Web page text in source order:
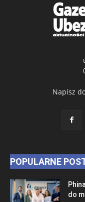
Napisz
POPULARNE
do